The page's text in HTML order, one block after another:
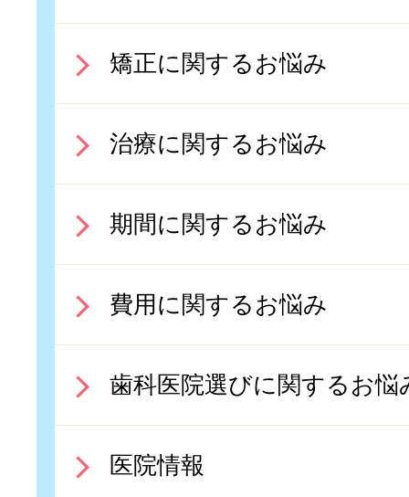
矯正に関するお悩み
治療に関するお悩み
期間に関するお悩み
費用に関するお悩み
歯科医院選びに関するお悩
医院情報